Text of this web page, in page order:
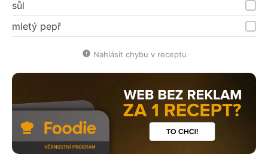
sůl
mletý pepř
Nahlásit chybu v receptu